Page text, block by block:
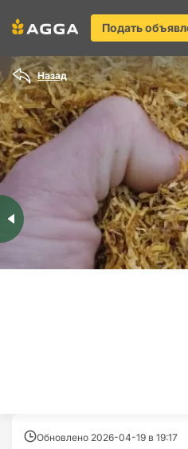
Подать
Назад
Обновлено 2026-04-19 в 19:17